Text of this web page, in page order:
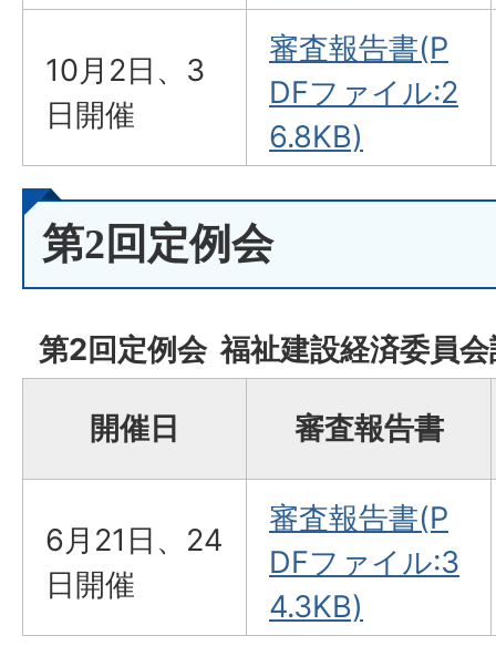
10月2日、3
日開催
審査報告書(P
DFファイル:2
6.8KB)
第2回定例会
第2回定例会 福祉建設経済委員
開催日 審査報告書
6月21日、24
日開催
審査報告書(P
DFファイル:3
4.3KB)